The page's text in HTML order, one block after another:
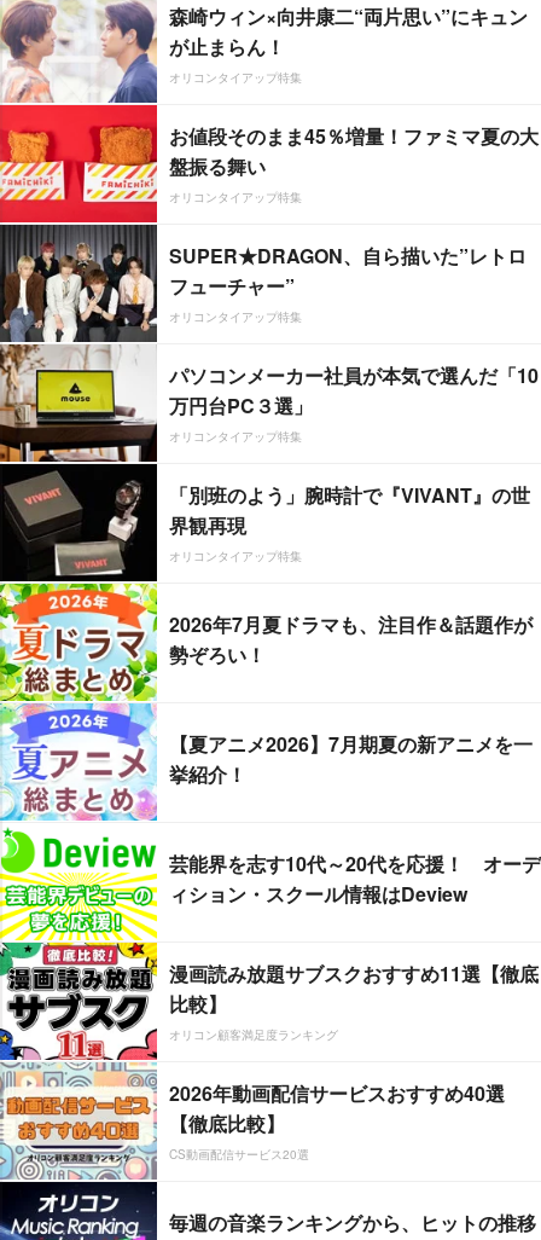
森崎ウィン×向井康二“両片思い”にキュン
が止まらん！
オリコンタイアップ特集
お値段そのまま45％増量！ファミマ夏の大
盤振る舞い
オリコンタイアップ特集
SUPER★DRAGON、自ら描いた”レトロ
フューチャー”
オリコンタイアップ特集
パソコンメーカー社員が本気で選んだ「10
万円台PC３選」
オリコンタイアップ特集
「別班のよう」腕時計で『VIVANT』の世
界観再現
オリコンタイアップ特集
2026年7月夏ドラマも、注目作＆話題作が
勢ぞろい！
【夏アニメ2026】7月期夏の新アニメを一
挙紹介！
芸能界を志す10代～20代を応援！ オーデ
ィション・スクール情報はDeview
漫画読み放題サブスクおすすめ11選【徹底
比較】
オリコン顧客満足度ランキング
2026年動画配信サービスおすすめ40選
【徹底比較】
CS動画配信サービス20選
毎週の音楽ランキングから、ヒットの推移